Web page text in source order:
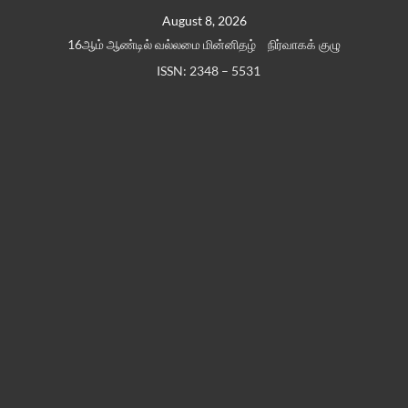
August 8, 2026
16ஆம் ஆண்டில் வல்லமை மின்னிதழ்
நிர்வாகக் குழு
ISSN: 2348 – 5531